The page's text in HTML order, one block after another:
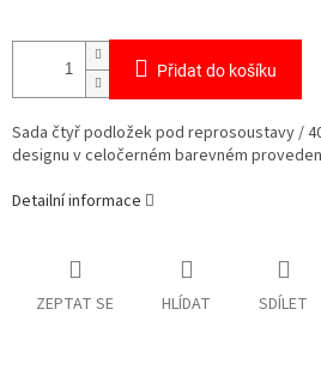
Přidat do košíku
Sada čtyř podložek pod reprosoustavy /
designu v celočerném barevném
Detailní informace
ZEPTAT SE HLÍDAT SDÍLET